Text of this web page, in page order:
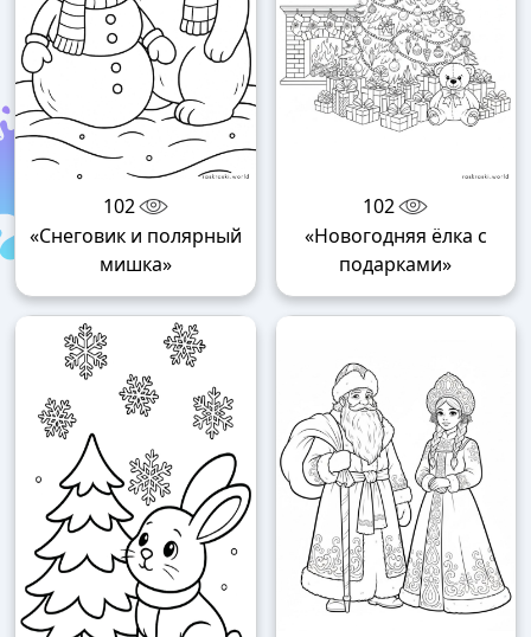
102
«Снеговик и полярный
мишка»
102
«Новогодняя ёлка с
подарками»